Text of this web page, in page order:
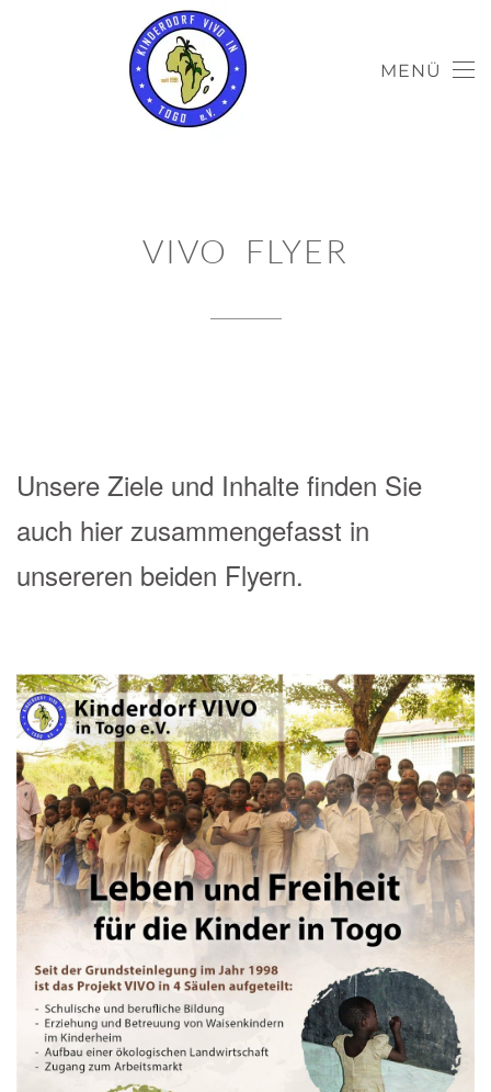
MENÜ
VIVO FLYER
Unsere Ziele und Inhalte finden Sie
auch hier zusammengefasst in
unsereren beiden Flyern.